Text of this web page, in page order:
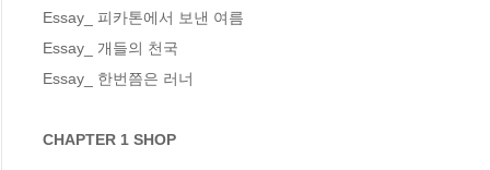
Essay_ 피카톤에서 보낸 여름
Essay_ 개들의 천국
Essay_ 한번쯤은 러너
CHAPTER 1 SHOP